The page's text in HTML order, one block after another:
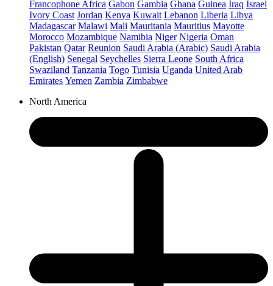
Francophone Africa Gabon Gambia Ghana Guinea Iraq Israel
Ivory Coast Jordan Kenya Kuwait Lebanon Liberia Libya
Madagascar Malawi Mali Mauritania Mauritius Mayotte
Morocco Mozambique Namibia Niger Nigeria Oman
Pakistan Qatar Reunion Saudi Arabia (Arabic) Saudi Arabia
(English) Senegal Seychelles Sierra Leone South Africa
Swaziland Tanzania Togo Tunisia Uganda United Arab
Emirates Yemen Zambia Zimbabwe
North America